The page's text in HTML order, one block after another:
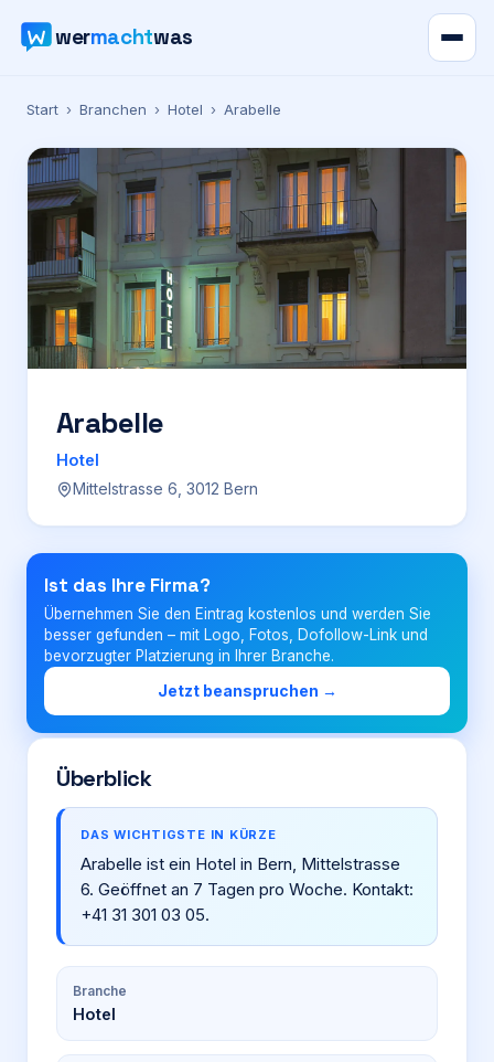
wermachtwas
Verzeichnis
Karte
News
Ratgeber
Werbung
Preise
Für Firmen
Login
Firma eintragen
Start › Branchen › Hotel › Arabelle
Arabelle
Hotel
Mittelstrasse 6, 3012 Bern
Ist das Ihre Firma?
Übernehmen Sie den Eintrag kostenlos und werden Sie
besser gefunden – mit Logo, Fotos, Dofollow-Link und
bevorzugter Platzierung in Ihrer Branche.
Jetzt beanspruchen →
Überblick
DAS WICHTIGSTE IN KÜRZE
Arabelle ist ein Hotel in Bern, Mittelstrasse
6. Geöffnet an 7 Tagen pro Woche. Kontakt:
+41 31 301 03 05.
Branche
Hotel